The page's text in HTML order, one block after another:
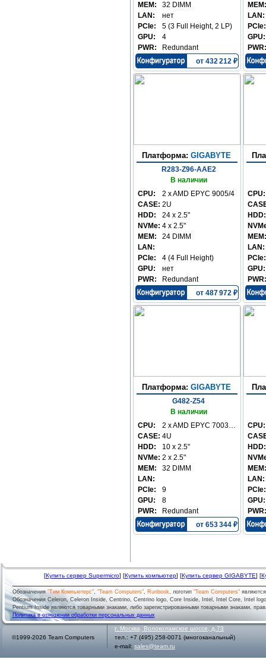
MEM:
32 DIMM
LAN:
нет
PCIe:
5 (3 Full Height, 2 LP)
GPU:
4
PWR:
Redundant
от 432 212 ₽
MEM:
LAN:
PCIe:
GPU:
PWR:
Платформа: GIGABYTE
R283-Z96-AAE2
В наличии
CPU:
2 x AMD EPYC 9005/4
CASE: 2U
HDD:
24 x 2.5"
NVMe: 4 x 2.5"
MEM:
24 DIMM
LAN:
PCIe:
4 (4 Full Height)
GPU:
нет
PWR:
Redundant
от 487 972 ₽
CPU:
HDD:
MEM:
LAN:
PCIe:
GPU:
PWR:
Платформа: GIGABYTE
G482-Z54
В наличии
CPU:
2 x AMD EPYC 7003…
CASE: 4U
HDD:
10 x 2.5"
NVMe: 2 x 2.5"
MEM:
32 DIMM
LAN:
PCIe:
9
GPU:
8
PWR:
Redundant
от 653 344 ₽
CPU:
HDD:
MEM:
LAN:
PCIe:
GPU:
PWR:
[Купить сервер Supermicro] [Купить компьютер] [Купить сервер GIGABYTE] [
Обозначения"Тим Компьютерс", "Team Computers", Runbook, логотип "Team Computers"
Обозначения Celeron, Celeron Inside, Centrino, Centrino logo, Core Inside, Intel, Intel Core, Intel
Pentium Inside являются товарными знаками, либо зарегистрированными товарными знаками,
Политика в отношении обработки персональных данных
©1999-2026 Team Computers
г. Москва
Волоколамское шоссе, д.73
тел.: +7 (495) 258-0071 (многоканальный)
e-mail: sales@team.ru